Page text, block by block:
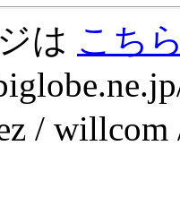
は こち
/